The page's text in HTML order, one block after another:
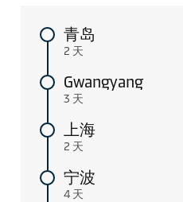
青岛
2 天
Gwangyang
3 天
上海
2 天
宁波
4 天